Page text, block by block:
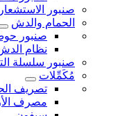
صنبور الاستشعار
الحمام والدش
صنبور
نظام
صنبور سلسلة
مُكَمِّلات
تصريف
مصرف